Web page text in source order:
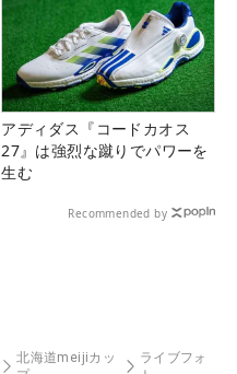
アディダス『コードカオス
27』は強烈な蹴りでパワーを
生む
Recommended by
北海道meijiカッ
ライブフォ